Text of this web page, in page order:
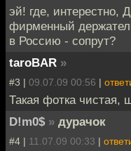
эй! где, интерестно,
фирменный
в Россию - сопрут?
taroBAR »
#3 | 09.07.09 00:56 |
Такая фотка чистая,
D!m0$ » дурачок
#4 | 11.07.09 00:33 |